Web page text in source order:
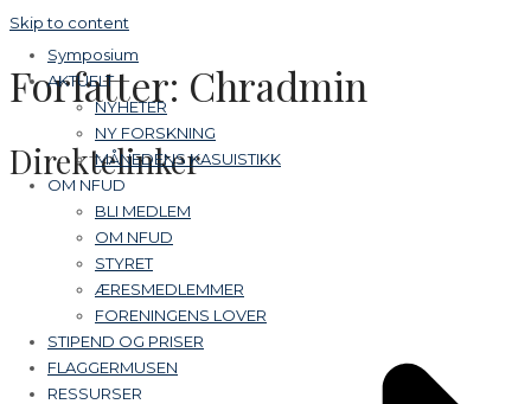
Skip to content
Symposium
AKTUELT
NYHETER
NY FORSKNING
MÅNEDENS KASUISTIKK
OM NFUD
BLI MEDLEM
OM NFUD
STYRET
ÆRESMEDLEMMER
FORENINGENS LOVER
STIPEND OG PRISER
FLAGGERMUSEN
RESSURSER
Forfatter: Chradmin
Direktelinker